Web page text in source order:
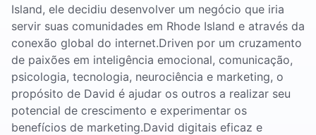
Island, ele decidiu desenvolver um negócio que iria
servir suas comunidades em Rhode Island e através da
conexão global do internet.Driven por um cruzamento
de paixões em inteligência emocional, comunicação,
psicologia, tecnologia, neurociência e marketing, o
propósito de David é ajudar os outros a realizar seu
potencial de crescimento e experimentar os
benefícios de marketing.David digitais eficaz e